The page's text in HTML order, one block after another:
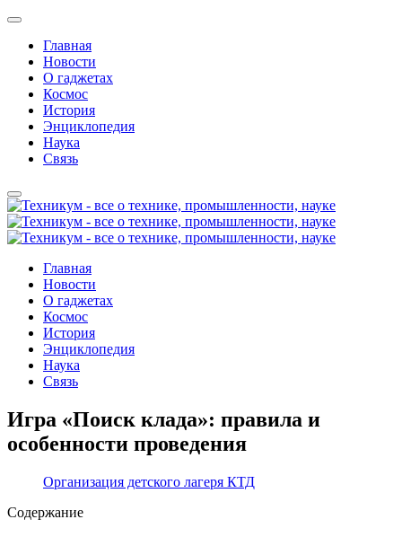
Главная
Новости
О гаджетах
Космос
История
Энциклопедия
Наука
Связь
Главная
Новости
О гаджетах
Космос
История
Энциклопедия
Наука
Связь
Игра «Поиск клада»: правила и
особенности проведения
Организация детского лагеря КТД
Содержание